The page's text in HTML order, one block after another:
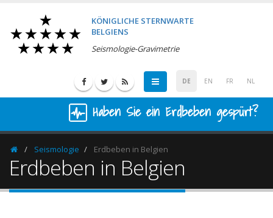
KÖNIGLICHE STERNWARTE
BELGIENS
Seismologie-Gravimetrie
DE EN FR NL
Haben Sie ein Erdbeben gespürt?
HomepageSeismologie Erdbeben in Belgien
Erdbeben in Belgien